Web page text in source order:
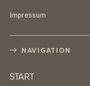
Impressum
NAVIGATION
START